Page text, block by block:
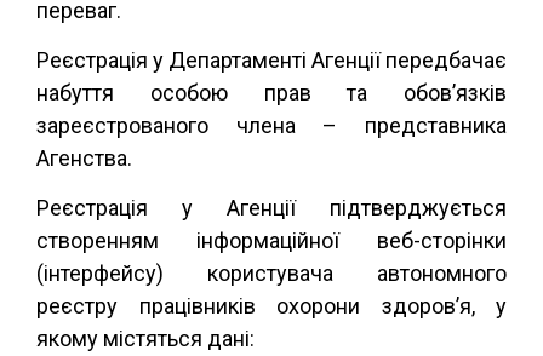
переваг.
Реєстрація у Департаменті Агенції передбачає
набуття особою прав та обов’язків
зареєстрованого члена – представника
Агенства.
Реєстрація у Агенції підтверджується
створенням інформаційної веб-сторінки
(інтерфейсу) користувача автономного
реєстру працівників охорони здоров’я, у
якому містяться дані: